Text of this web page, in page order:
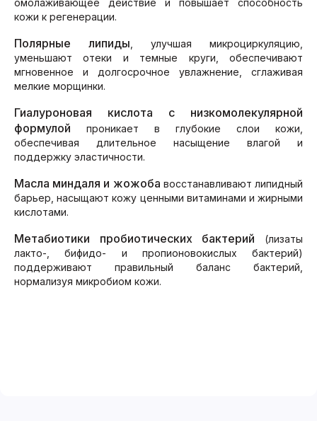
омолаживающее действие и повышает способность
кожи к регенерации.
Полярные липиды , улучшая микроциркуляцию,
уменьшают отеки и темные круги, обеспечивают
мгновенное и долгосрочное увлажнение, сглаживая
мелкие морщинки.
Гиалуроновая кислота с низкомолекулярной
формулой проникает в глубокие слои кожи,
обеспечивая длительное насыщение влагой и
поддержку эластичности.
Масла миндаля и жожоба восстанавливают липидный
барьер, насыщают кожу ценными витаминами и жирными
кислотами.
Метабиотики пробиотических бактерий
(лизаты
лакто-, бифидо- и пропионовокислых бактерий)
поддерживают правильный баланс бактерий,
нормализуя микробиом кожи.